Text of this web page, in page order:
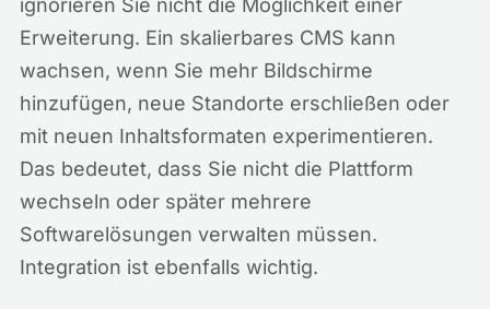
ignorieren Sie nicht die Möglichkeit einer
Erweiterung. Ein skalierbares CMS kann
wachsen, wenn Sie mehr Bildschirme
hinzufügen, neue Standorte erschließen oder
mit neuen Inhaltsformaten experimentieren.
Das bedeutet, dass Sie nicht die Plattform
wechseln oder später mehrere
Softwarelösungen verwalten müssen.
Integration ist ebenfalls wichtig.